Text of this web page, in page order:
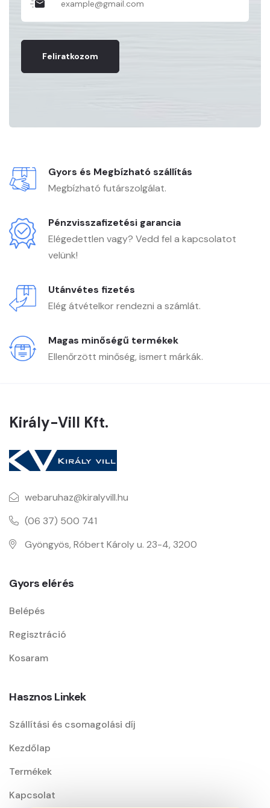
Feliratkozom
Gyors és Megbízható szállítás
Megbízható futárszolgálat.
Pénzvisszafizetési garancia
Elégedettlen vagy? Vedd fel a kapcsolatot
velünk!
Utánvétes fizetés
Elég átvételkor rendezni a számlát.
Magas minőségű termékek
Ellenőrzött minőség, ismert márkák.
Király-Vill Kft.
webaruhaz@kiralyvill.hu
(06 37) 500 741
Gyöngyös, Róbert Károly u. 23-4, 3200
Gyors elérés
Belépés
Regisztráció
Kosaram
Hasznos Linkek
Szállítási és csomagolási díj
Kezdőlap
Termékek
Kapcsolat